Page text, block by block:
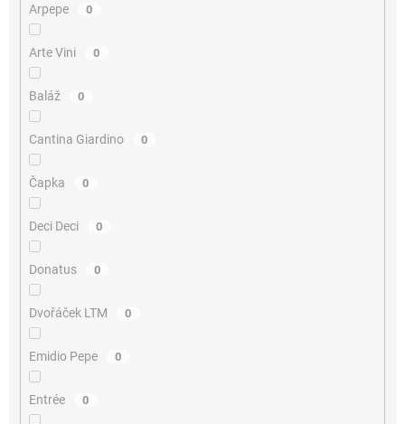
Arpepe 0
Arte Vini 0
Baláž 0
Cantina Giardino 0
Čapka 0
Deci Deci 0
Donatus 0
Dvořáček LTM 0
Emidio Pepe 0
Entrée 0